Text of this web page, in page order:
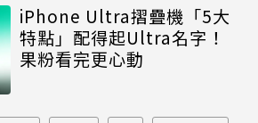
iPhone Ultra摺疊機「5大
特點」配得起Ultra名字！
果粉看完更心動